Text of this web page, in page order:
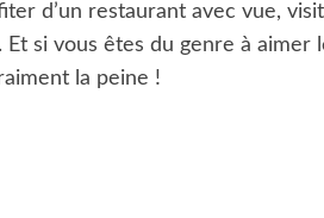
d’un restaurant avec vue,
. Et si vous êtes du genre à aimer
la peine !